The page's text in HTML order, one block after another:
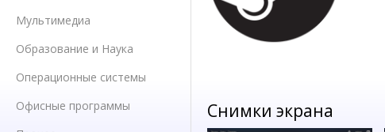
Мультимедиа
Образование и Наука
Операционные системы
Офисные программы
Снимки экрана